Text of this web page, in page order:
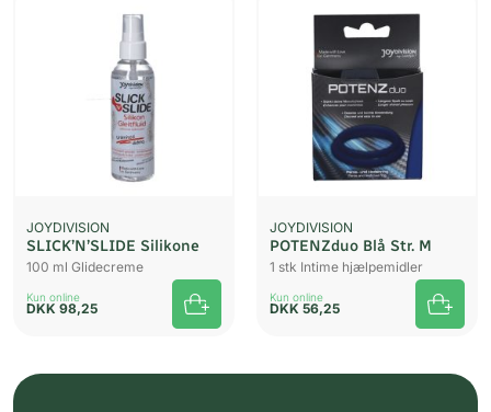
JOYDIVISION
SLICK’N’SLIDE Silikone
100 ml Glidecreme
Kun online
DKK 98,25
JOYDIVISION
POTENZduo Blå Str. M
1 stk Intime hjælpemidler
Kun online
DKK 56,25